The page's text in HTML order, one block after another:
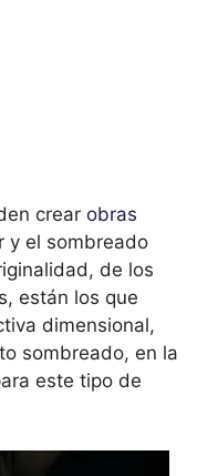
crear obras
y el sombreado
de los
están los que
dimensional,
sombreado, en la
este tipo de